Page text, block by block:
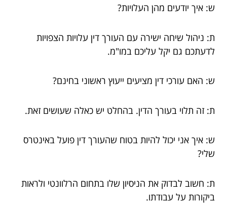
ש: איך יודעים מהן העלויות?
ת: ניהול שיחה ישירה עם העורך דין עלויות הצפויות
לדעתכם גם יקל עליכם במו"מ.
ש: האם עורכי דין מציעים ייעוץ ראשוני בחינם?
ת: זה תלוי בעורך הדין. בהחלט יש כאלה שעושים זאת.
ש: איך אני יכול להיות בטוח שהעורך דין פועל באינטרס
שלי?
ת: חשוב לבדוק את הניסיון שלו בתחום הרלוונטי ולראות
ביקורות על עבודתו.